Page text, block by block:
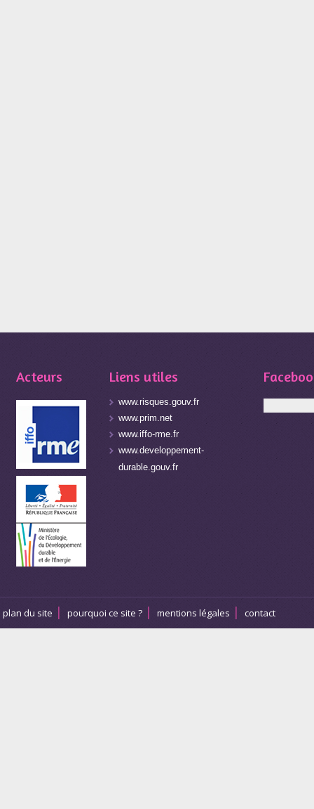
Acteurs Liens utiles
www.risques.gouv.fr
www.prim.net
www.iffo-rme.fr
www.developpement-
durable.gouv.fr
plan du site pourquoi ce site ? mentions légales contact